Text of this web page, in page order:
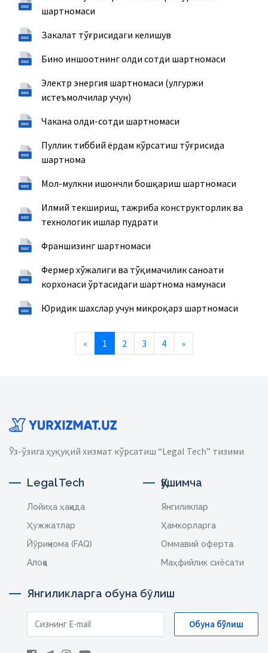
шартномаси
Закалат тўғрисидаги келишув
Бино иншоотнинг олди сотди шартномаси
Электр энергия шартномаси (улгуржи
истеъмолчилар учун)
Чакана олди-сотди шартномаси
Пуллик тиббий ёрдам кўрсатиш тўғрисида
шартнома
Мол-мулкни ишончли бошқариш шартномаси
Илмий текшириш, тажриба конструкторлик ва
технологик ишлар пудрати
Франшизинг шартномаси
Фермер хўжалиги ва тўқимачилик саноати
корхонаси ўртасидаги шартнома намунаси
Юридик шахслар учун микроқарз шартномаси
«Previous
1 2 3 4 »Next
Ўз-ўзига ҳуқуқий хизмат кўрсатиш “Legal Tech” тизими
Legal Tech
Лойиҳа ҳақида
Ҳужжатлар
Йўриқнома (FAQ)
Алоқа
Қўшимча
Янгиликлар
Ҳамкорларга
Оммавий оферта
Маҳфийлик сиёсати
Янгиликларга обуна бўлиш
Обуна бўлиш